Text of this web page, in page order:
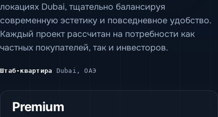
локациях Dubai, тщательно балансируя
современную эстетику и повседневное удобство.
Каждый проект рассчитан на потребности как
частных покупателей, так и инвесторов.
Штаб-квартира Dubai, ОАЭ
Premium